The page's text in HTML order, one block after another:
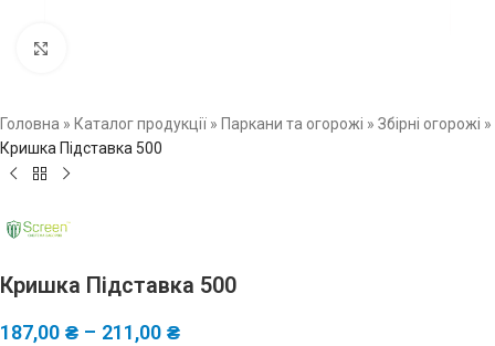
Головна » Каталог продукції » Паркани та огорожі » Збірні огорожі »
Кришка Підставка 500
Кришка Підставка 500
187,00 ₴ – 211,00 ₴